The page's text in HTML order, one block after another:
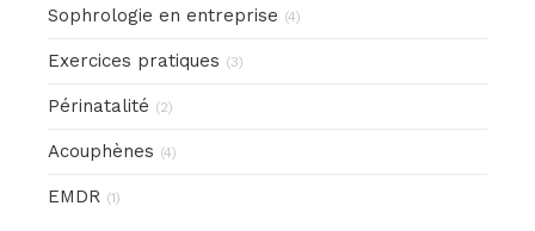
Sophrologie en entreprise (4)
Exercices pratiques (3)
Périnatalité (2)
Acouphènes (4)
EMDR (1)